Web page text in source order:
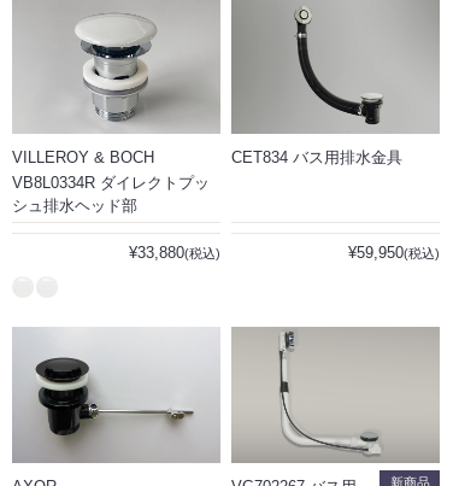
VILLEROY & BOCH
VB8L0334R ダイレクトプッ
シュ排水ヘッド部
¥33,880(税込)
CET834 バス用排水金具
¥59,950(税込)
新商品